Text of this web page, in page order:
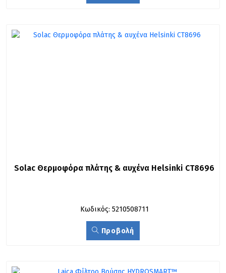
Solac Θερμοφόρα πλάτης & αυχένα Helsinki CT8696
Κωδικός: 5210508711
Προβολή